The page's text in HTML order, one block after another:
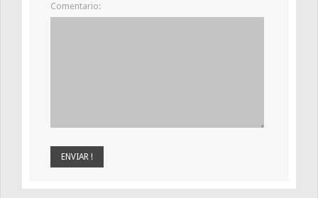
Comentario: